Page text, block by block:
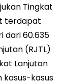
Tingkat
terdapat
dari 60.635
(RJTL)
Lanjutan
kasus-kasus